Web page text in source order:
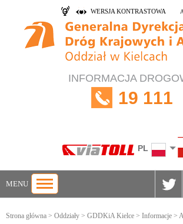
WERSJA KONTRASTOWA A
INFORMACJA
19 111
PL
MENU
Strona główna > Oddziały > GDDKiA Kielce > Informacje >